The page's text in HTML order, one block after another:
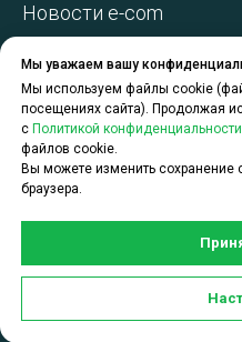
Задать
CDEK для
Мы уважаем вашу
Мы используем файлы cookie
посещениях сайта). Продолжая
с Политикой конфиденциальности
файлов cookie.
Вы можете изменить сохранение
браузера.
Новости e-com
Акции и
спецпредложения
О компании